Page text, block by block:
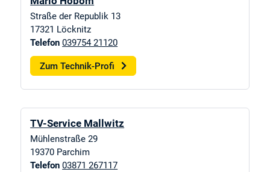
Straße der Republik 13
17321 Löcknitz
Telefon 039754 21120
Zum Technik-Profi
TV-Service Mallwitz
Mühlenstraße 29
19370 Parchim
Telefon 03871 267117